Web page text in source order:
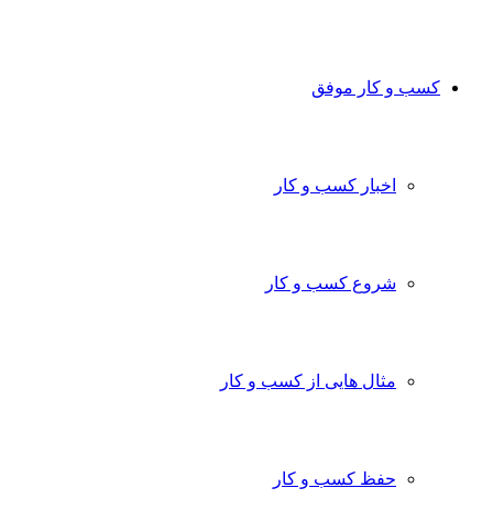
کسب و کار موفق
اخبار کسب و کار
شروع کسب و کار
مثال هایی از کسب و کار
حفظ کسب و کار